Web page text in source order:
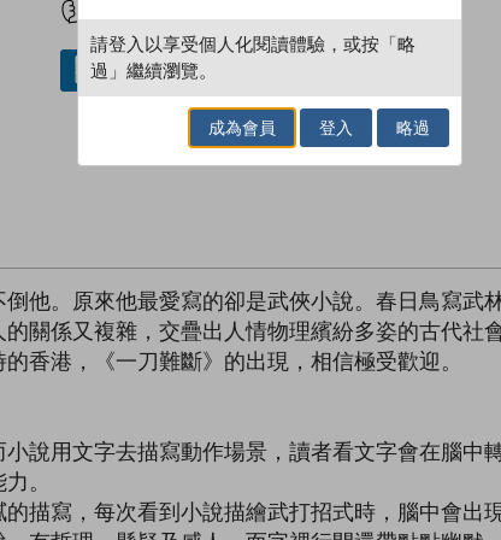
借閱實體書
他。原來他最愛寫的卻是武俠小說。春日鳥寫武
關係又複雜，交疊出人情物理繽紛多姿的古代社
香港，《一刀難斷》的出現，相信極受歡迎。
說用文字去描寫動作場景，讀者看文字會在腦中
。
描寫，每次看到小說描繪武打招式時，腦中會出現
請登入以享受個人化閱讀體驗，或按「略
過」繼續瀏覽。
成為會員 登入 略過